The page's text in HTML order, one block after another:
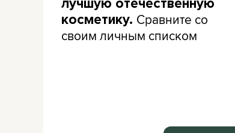
лучшую отечественную
косметику. Сравните со
своим личным списком